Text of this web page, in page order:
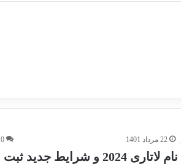
22 مرداد 1401 0
پیش ثبت نام لاتاری 2024 و شرایط جدید ثبت